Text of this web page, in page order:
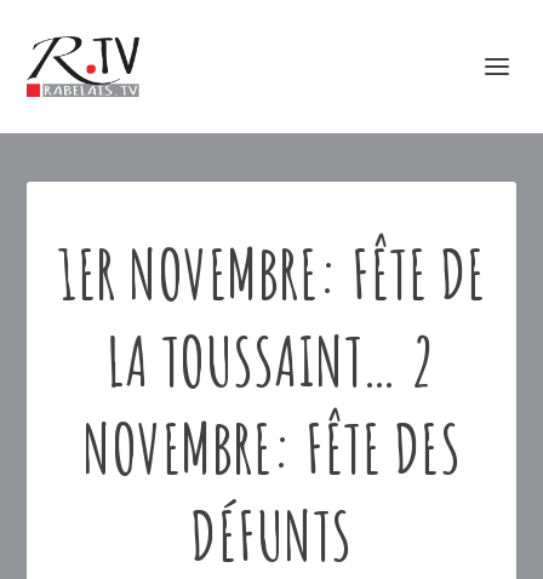
1ER NOVEMBRE: FÊTE DE
LA TOUSSAINT… 2
NOVEMBRE: FÊTE DES
DÉFUNTS